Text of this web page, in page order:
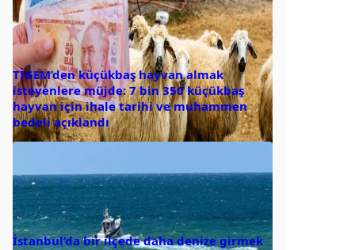
TİGEM’den küçükbaş hayvan almak
isteyenlere müjde: 7 bin 350 küçükbaş
hayvan için ihale tarihi ve muhammen
bedeli açıklandı
İstanbul’da bir ilçede daha denize girmek